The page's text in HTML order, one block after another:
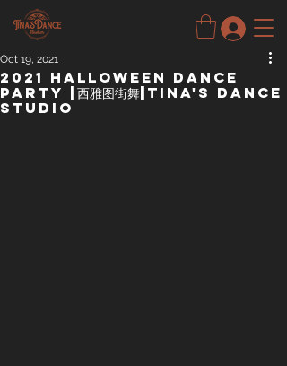
2021 Halloween dance
party |西雅图街舞|Tina's dance
studio
Oct 19, 2021